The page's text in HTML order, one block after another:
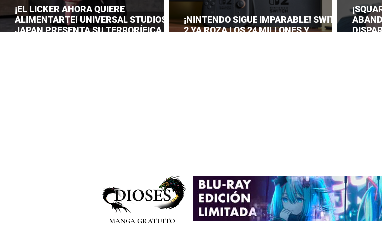
¡EL LICKER AHORA QUIERE
ALIMENTARTE! UNIVERSAL STUDIOS
JAPAN PRESENTA SU TERRORÍFICA
¡NINTENDO SIGUE IMPARABLE! SWITCH
2 YA ROZA LOS 24 MILLONES Y
MANGA GRATUITO